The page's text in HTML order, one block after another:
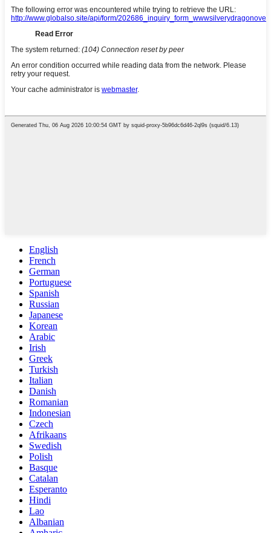
English
French
German
Portuguese
Spanish
Russian
Japanese
Korean
Arabic
Irish
Greek
Turkish
Italian
Danish
Romanian
Indonesian
Czech
Afrikaans
Swedish
Polish
Basque
Catalan
Esperanto
Hindi
Lao
Albanian